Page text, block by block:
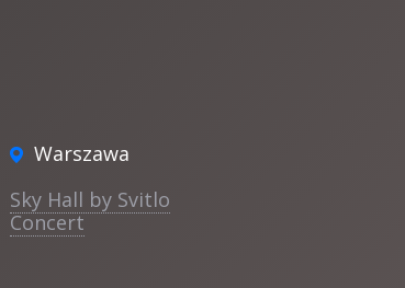
Warszawa
Sky Hall by Svitlo
Concert